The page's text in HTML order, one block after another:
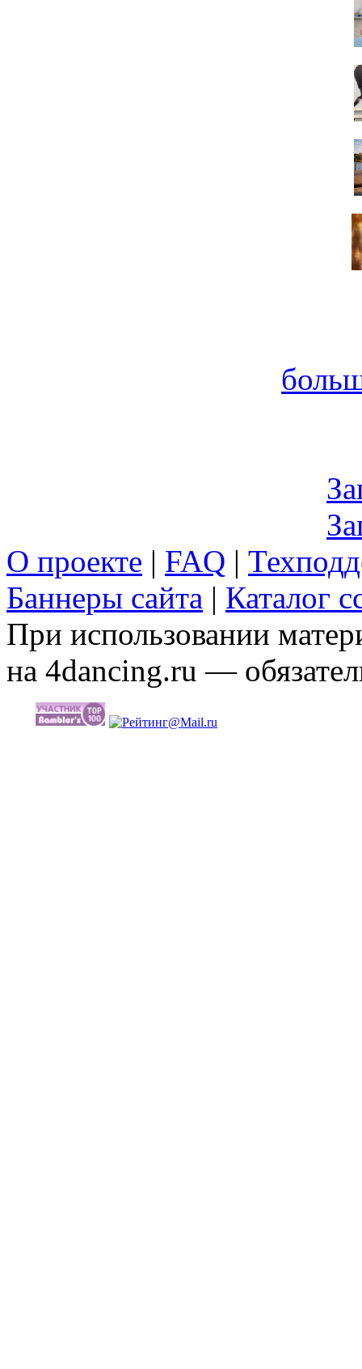
О проекте | FAQ |
Баннеры сайта | Каталог
При использовании
на 4dancing.ru —